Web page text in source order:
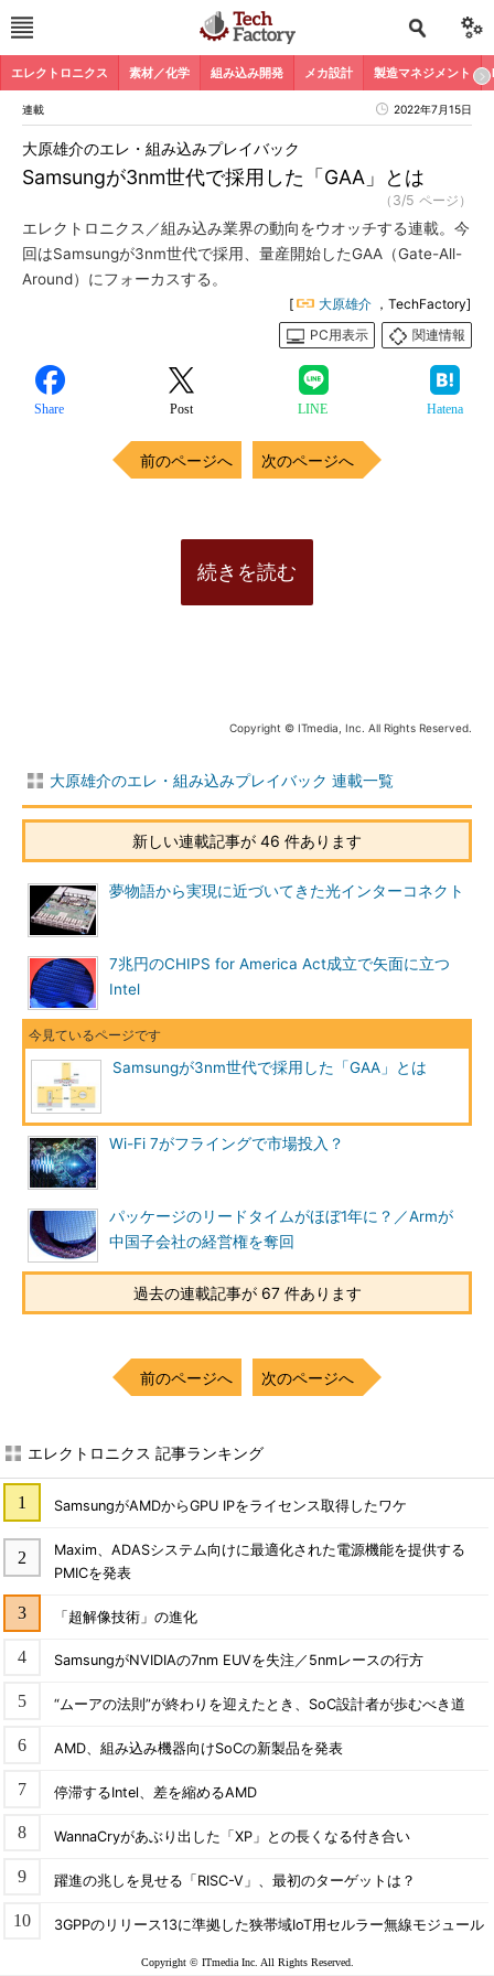
エレクトロニクス 素材／化学 組み込み開発 メカ設計 製造マネジメント
連載 2022年7月15日
Samsungが3nm世代で採用した「GAA」とは
大原雄介のエレ・組み込みプレイバック
（3/5 ページ）
エレクトロニクス／組み込み業界の動向をウオッチする連載。今
回はSamsungが3nm世代で採用、量産開始したGAA（Gate-All-
Around）にフォーカスする。
[ 大原雄介 ，TechFactory]
PC用表示
関連情報
Share Post LINE Hatena
前のページへ 次のページへ
続きを読む
Copyright © ITmedia, Inc. All Rights Reserved.
大原雄介のエレ・組み込みプレイバック 連載一覧
新しい連載記事が 46 件あります
夢物語から実現に近づいてきた光インターコネクト
7兆円のCHIPS for America Act成立で矢面に立つ
Intel
Samsungが3nm世代で採用した「GAA」とは
Wi-Fi 7がフライングで市場投入？
パッケージのリードタイムがほぼ1年に？／Armが
中国子会社の経営権を奪回
過去の連載記事が 67 件あります
前のページへ 次のページへ
エレクトロニクス 記事ランキング
SamsungがAMDからGPU IPをライセンス取得したワケ
Maxim、ADASシステム向けに最適化された電源機能を提供する
PMICを発表
「超解像技術」の進化
SamsungがNVIDIAの7nm EUVを失注／5nmレースの行方
“ムーアの法則”が終わりを迎えたとき、SoC設計者が歩むべき道
AMD、組み込み機器向けSoCの新製品を発表
停滞するIntel、差を縮めるAMD
WannaCryがあぶり出した「XP」との長くなる付き合い
躍進の兆しを見せる「RISC-V」、最初のターゲットは？
3GPPのリリース13に準拠した狭帯域IoT用セルラー無線モジュール
Copyright © ITmedia Inc. All Rights Reserved.